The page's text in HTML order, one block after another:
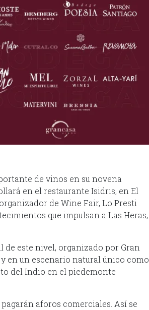
de vinos en su novena
en el restaurante Isidris, en El
de Wine Fair, Lo Presti
que impulsan a Las Heras,
este nivel, organizado por Gran
en un escenario natural único como
del Indio en el piedemonte
aforos comerciales. Así se